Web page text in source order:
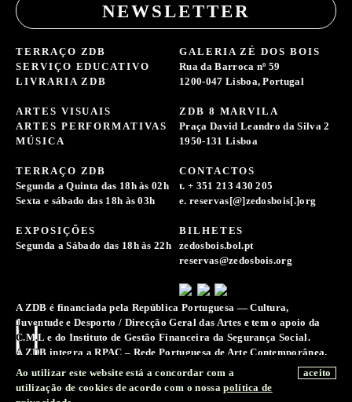
NEWSLETTER
TERRAÇO ZDB
SERVIÇO EDUCATIVO
LIVRARIA ZDB
ARTES VISUAIS
ARTES PERFORMATIVAS
MÚSICA
GALERIA ZÉ DOS BOIS
Rua da Barroca nº 59
1200-047 Lisboa, Portugal
ZDB 8 MARVILA
Praça David Leandro da Silva 2
1950-131 Lisboa
TERRAÇO ZDB
Segunda a Quinta das 18h às 02h
Sexta e sábado das 18h às 03h
EXPOSIÇÕES
Segunda a Sábado das 18h às 22h
CONTACTOS
t. + 351 213 430 205
e. reservas[@]zedosbois[.]org
BILHETES
zedosbois.bol.pt
reservas@zedosbois.org
A ZDB é financiada pela República Portuguesa — Cultura,
Juventude e Desporto / Direcção Geral das Artes e tem o apoio da
C.M.L e do Instituto de Gestão Financeira da Segurança Social.
A ZDB integra a RPAC – Rede Portuguesa de Arte Contemporânea.
A Associação Zé dos Bois reserva-se o direito de recolher e
conservar registos de imagens, sons e voz para a difusão e
preservação da memória da sua atividade.
aceito
Ao utilizar este website está a concordar com a
utilização de cookies de acordo com o nossapolítica de